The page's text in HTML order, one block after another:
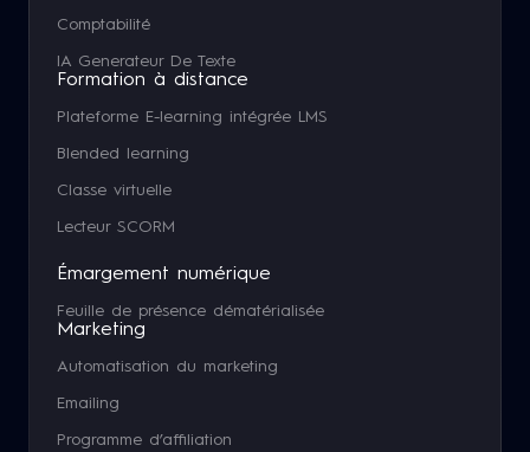
Comptabilité
IA Generateur De Texte
Formation à distance
Plateforme E-learning intégrée LMS
Blended learning
Classe virtuelle
Lecteur SCORM
Émargement numérique
Feuille de présence dématérialisée
Marketing
Automatisation du marketing
Emailing
Programme d’affiliation